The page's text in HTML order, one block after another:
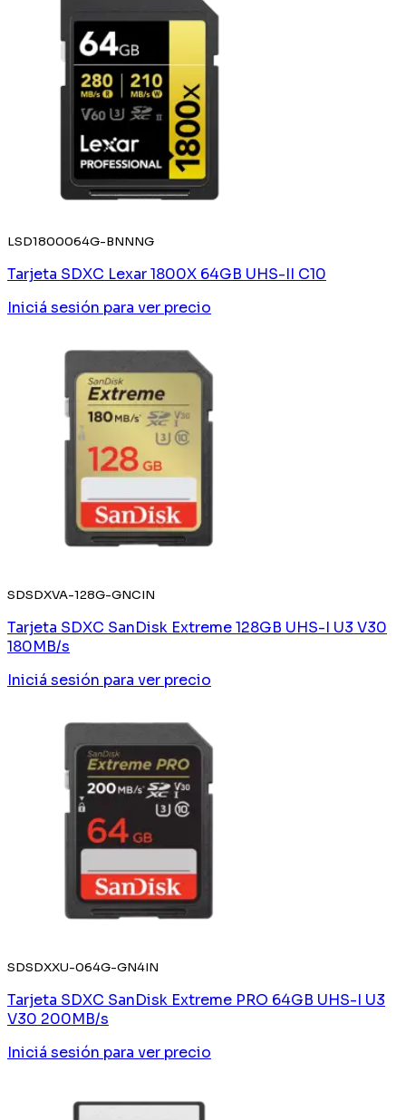
LSD1800064G-BNNNG
Tarjeta SDXC Lexar 1800X 64GB UHS-II C10
Iniciá sesión para ver precio
SDSDXVA-128G-GNCIN
Tarjeta SDXC SanDisk Extreme 128GB UHS-I U3 V30
180MB/s
Iniciá sesión para ver precio
SDSDXXU-064G-GN4IN
Tarjeta SDXC SanDisk Extreme PRO 64GB UHS-I U3
V30 200MB/s
Iniciá sesión para ver precio